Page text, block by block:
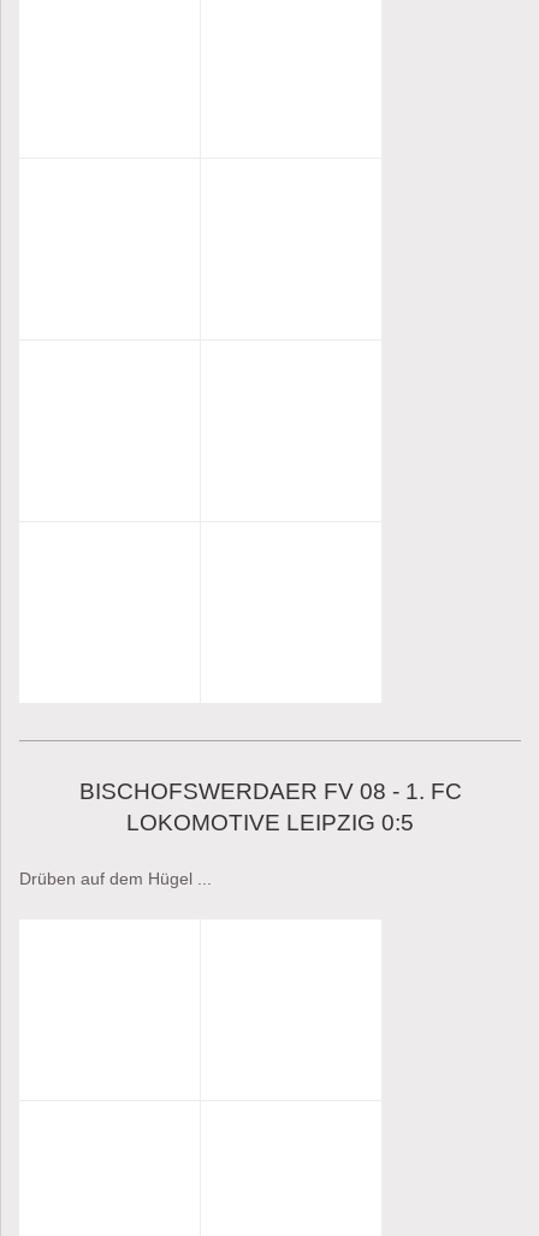
BISCHOFSWERDAER FV 08 - 1. FC
LOKOMOTIVE LEIPZIG 0:5
Drüben auf dem Hügel ...